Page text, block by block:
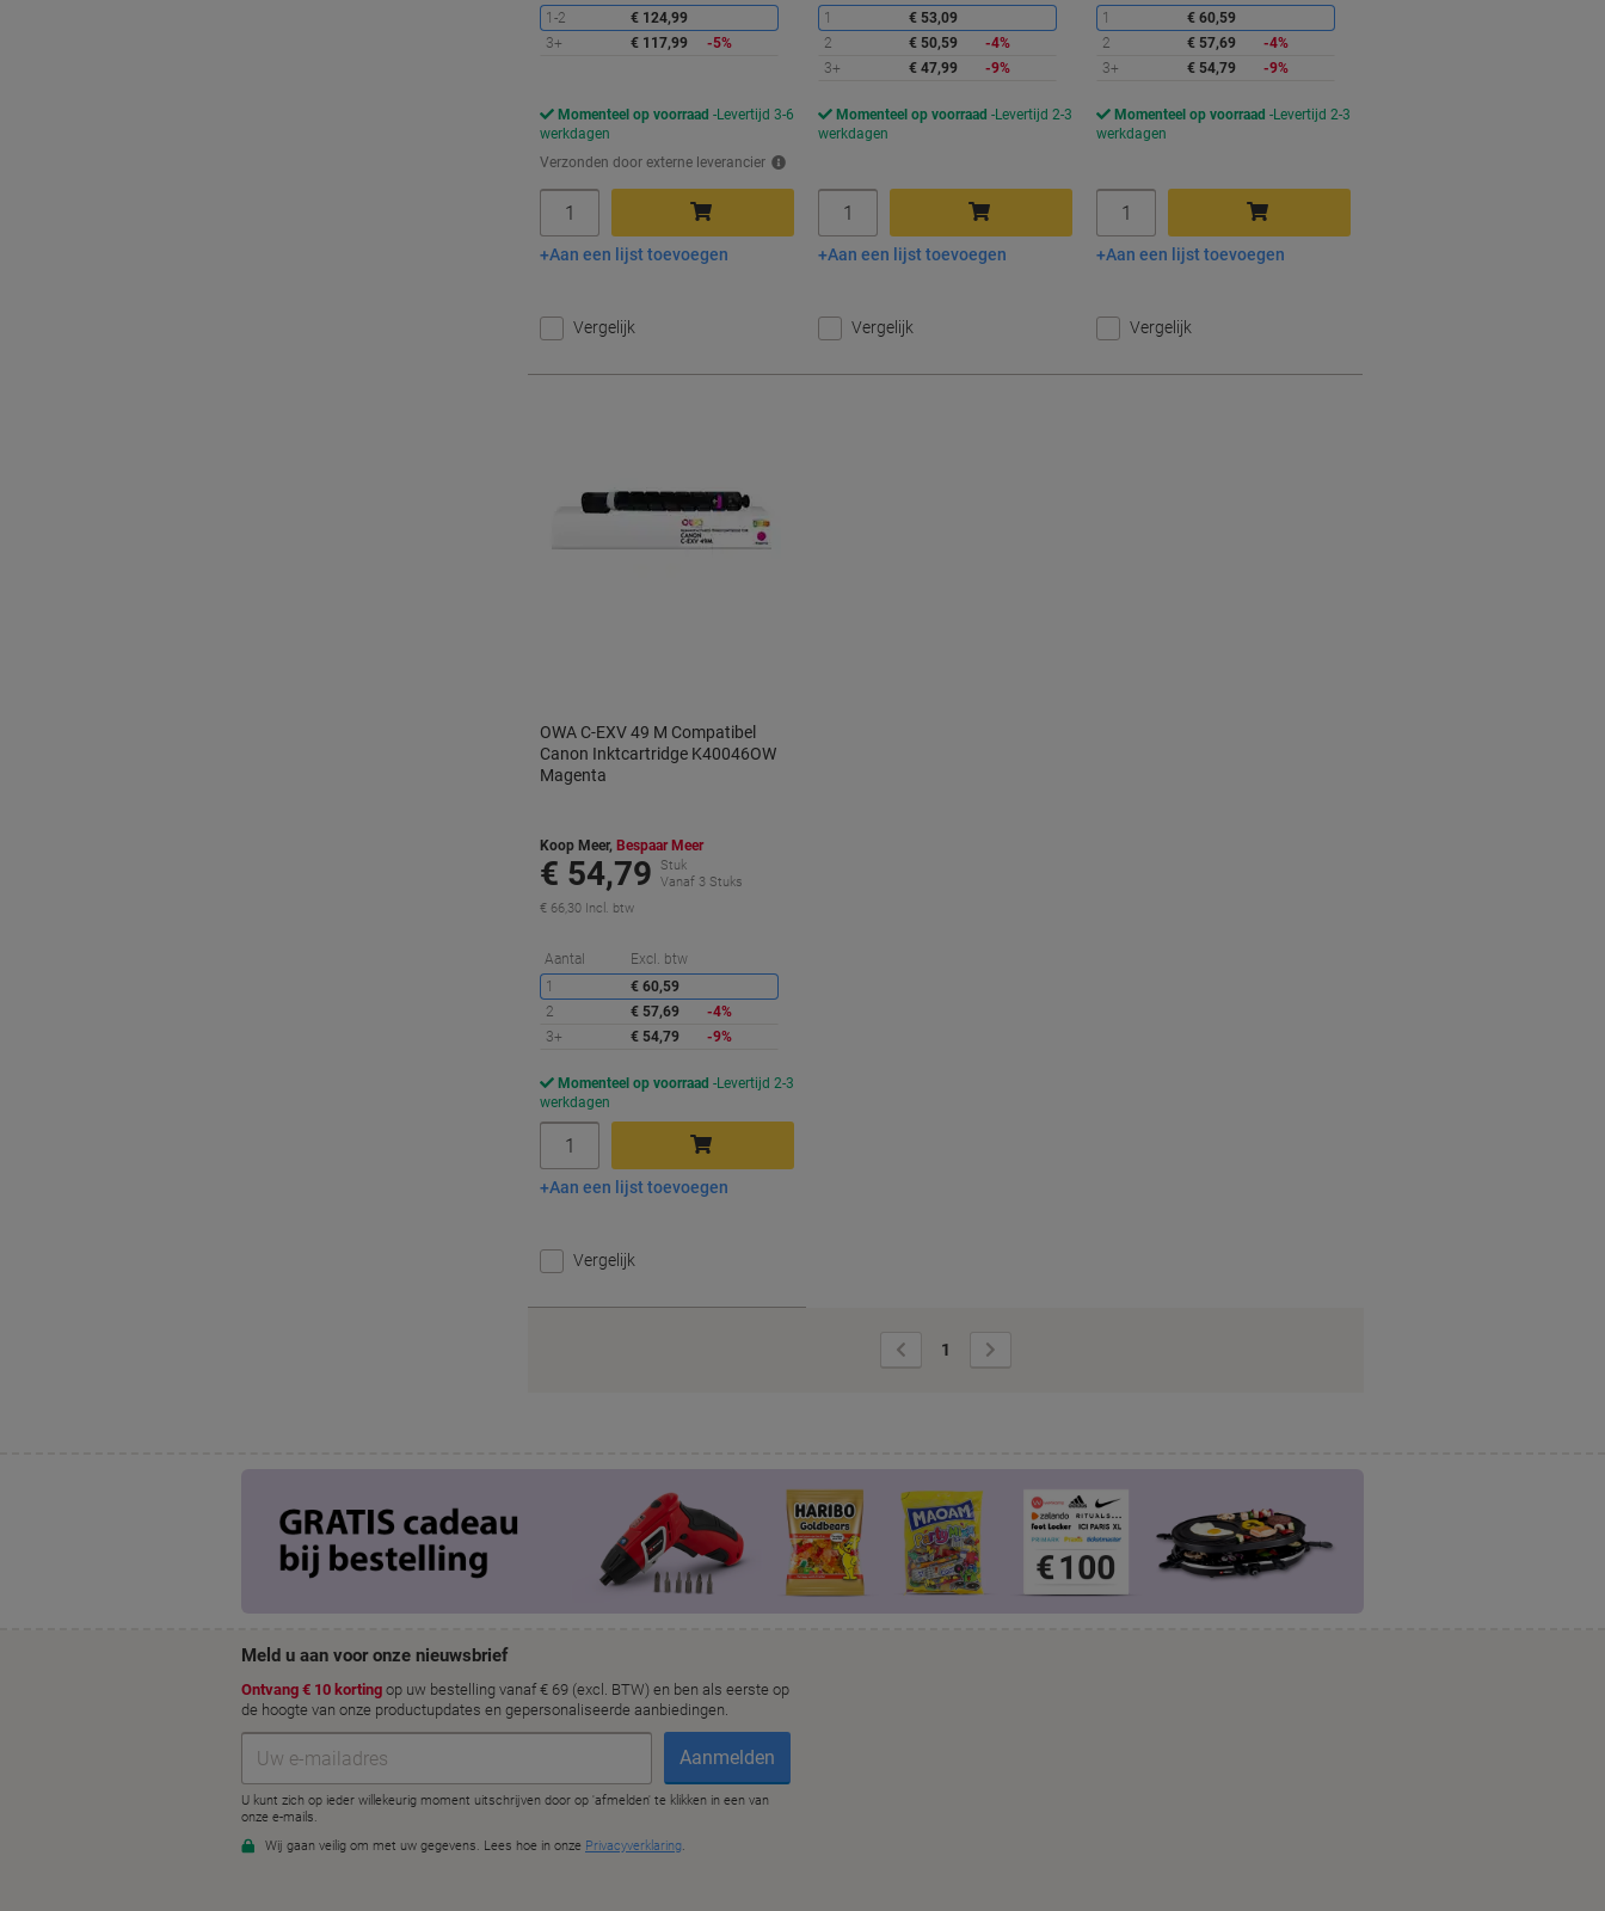
1-2
€ 124,99
3+
€ 117,99 -5%
Momenteel op voorraad
Levertijd 3-6
werkdagen
Verzonden door externe leverancier
In winkelwagen
Aan een lijst toevoegen
Vergelijk
1
€ 53,09
2
€ 50,59
-4%
3+
€ 47,99 -9%
Momenteel op voorraad
Levertijd 2-3
werkdagen
In winkelwagen
Aan een lijst toevoegen
Vergelijk
1
€ 60,59
2
€ 57,69
-4%
3+
€ 54,79 -9%
Momenteel op voorraad
Levertijd 2-3
werkdagen
In winkelwagen
Aan een lijst toevoegen
Vergelijk
OWA C-EXV 49 M Compatibel
Canon Inktcartridge K40046OW
Magenta
Koop Meer, Bespaar Meer
€ 54,79
Stuk
Vanaf 3 Stuks
€ 66,30 Incl. btw
Aantal Excl. btw
1
€ 60,59
2
€ 57,69
-4%
3+
€ 54,79 -9%
Momenteel op voorraad
Levertijd 2-3
werkdagen
In winkelwagen
Aan een lijst toevoegen
Vergelijk
Vorige
pagina
1
pagina